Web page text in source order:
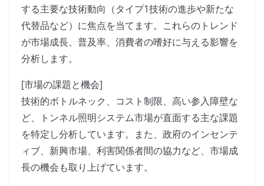
する主要な技術動向（タイプ1技術の進歩や新たな
代替品など）に焦点を当てます。これらのトレンド
が市場成長、普及率、消費者の嗜好に与える影響を
分析します。
[市場の課題と機会]
技術的ボトルネック、コスト制限、高い参入障壁な
ど、トンネル照明システム市場が直面する主な課題
を特定し分析しています。また、政府のインセンテ
ィブ、新興市場、利害関係者間の協力など、市場成
長の機会も取り上げています。